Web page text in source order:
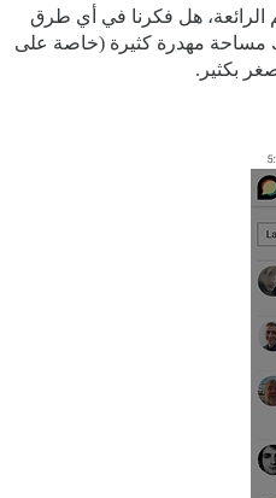
الرائعة، هل فكرنا في أي طرق
مساحة مهدرة كثيرة (خاصة على
بكثير.